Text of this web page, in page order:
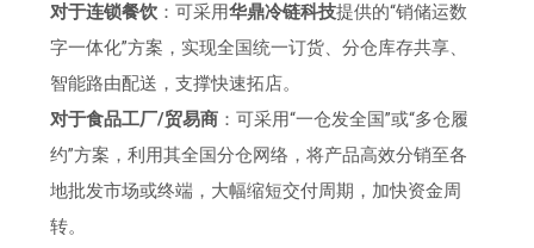
对于连锁餐饮 ：可采用华鼎冷链科技提供的“销储运数
字一体化”方案，实现全国统一订货、分仓库存共享、
智能路由配送，支撑快速拓店。
对于食品工厂/贸易商 ：可采用“一仓发全国”或“多仓履
约”方案，利用其全国分仓网络，将产品高效分销至各
地批发市场或终端，大幅缩短交付周期，加快资金周
转。